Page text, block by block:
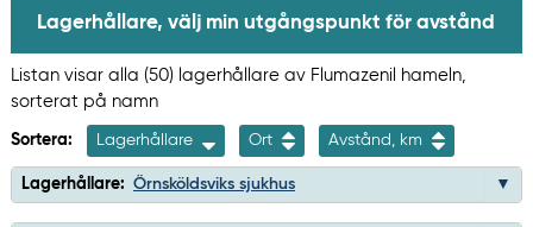
Lagerhållare, välj min utgångspunkt för avstånd
Listan visar alla (50) lagerhållare av Flumazenil hameln,
sorterat på namn
Sortera: Lagerhållare Ort Avstånd, km
Lagerhållare: Örnsköldsviks sjukhus